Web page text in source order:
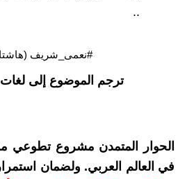
..
#نعمى_شريف
ترجم الموضوع إلى
الحوار المتمدن مشروع تطوعي
في العالم العربي. ولضمان